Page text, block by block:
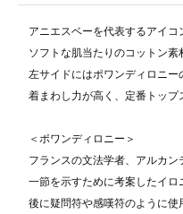
アニエスベーを代表するアイコ
ソフトな肌当たりのコットン素
左サイドにはポワンディロニー
着まわし力が高く、定番トップ
＜ポワンディロニー＞
フランスの文法学者、アルカ
一節を示すために考案したイ
後に疑問符や感嘆符のように使